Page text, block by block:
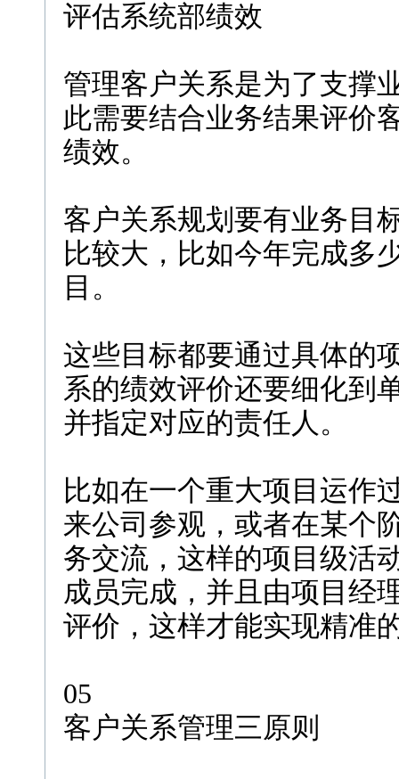
评估系统部绩效
管理客户关系是为了支撑
此需要结合业务结果评价
绩效。
客户关系规划要有业务目
比较大，比如今年完成多
目。
这些目标都要通过具体的
系的绩效评价还要细化到
并指定对应的责任人。
比如在一个重大项目运作
来公司参观，或者在某个
务交流，这样的项目级活
成员完成，并且由项目经
评价，这样才能实现精准
05
客户关系管理三原则